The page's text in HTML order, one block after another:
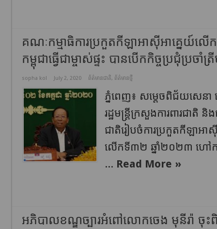
គណៈកម្មាធិការប្រកួតកីឡាអាស៊ីអាគ្នេយ៍
កម្ពុជាធ្វើជាម្ចាស់ផ្ទះ បានបើកកិច្ចប្រជុំប្រច
sopha kol July 2, 2020 ព័ត៌មានជាតិ, ព័ត៌មានថ្មី
ភ្នំពេញ៖ សម្តេចពិជ័យសេនា
រដ្ឋមន្រ្តីក្រសួងការពារជាតិ
ជាតិរៀបចំការប្រកួតកីឡាអា
លើកទី៣២ ឆ្នាំ២០២៣ ហៅក
... Read More »
អភិបាលខណ្ឌច្បារអំពៅលោកចេង មុនីរ៉ា ចុ